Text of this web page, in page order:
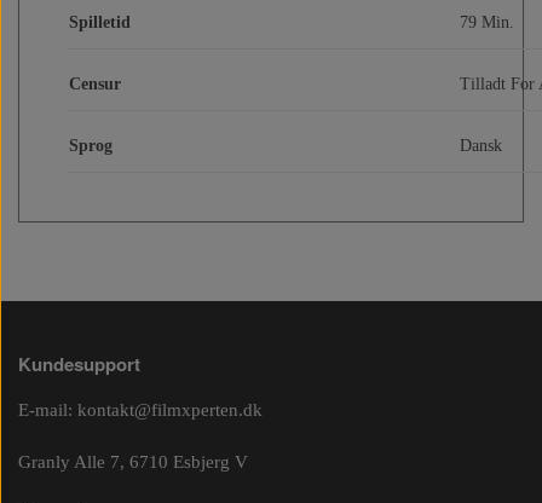
Spilletid 79 Min.
Censur Tilladt For
Sprog Dansk
Kundesupport
E-mail: kontakt@filmxperten.dk
Granly Alle 7, 6710 Esbjerg V